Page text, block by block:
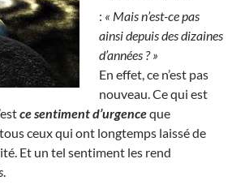
: « Mais n’est-ce pas
ainsi depuis des dizaines
d’années ? »
En effet, ce n’est pas
nouveau. Ce qui est
ce sentiment d’urgenceque
ceux qui ont longtemps laissé de
Et un tel sentiment les rend